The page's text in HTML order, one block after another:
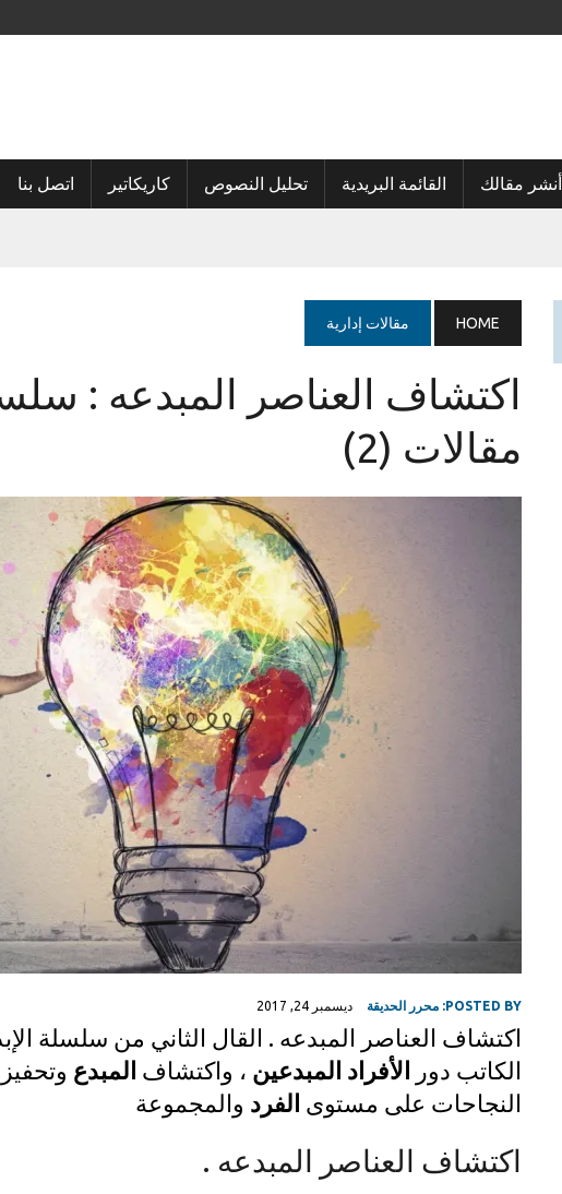
أنشر مقالك القائمة البريدية تحليل النصوص كاريكاتير اتصل بنا
HOME مقالات إدارية
اكتشاف العناصر المبدعه :
مقالات (2)
POSTED BY: محرر الحديقة ديسمبر 24, 2017
اكتشاف العناصر المبدعه . القال الثاني من سلسلة
الكاتب دور الأفراد المبدعين ، واكتشاف المبدع وتحفيز
النجاحات على مستوى الفرد والمجموعة
اكتشاف العناصر المبدعه .